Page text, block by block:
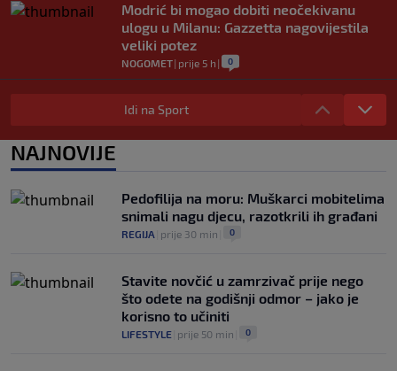
Modrić bi mogao dobiti neočekivanu
ulogu u Milanu: Gazzetta nagovijestila
veliki potez
NOGOMET| prije 5 h | 0
"Peković je imao 140 kila, nisam mogao
to da ga pitam": Luda priča NBA zvijezde,
0
odnosa prema Brownu: "Nikada ih nismo
gledali ovakve"
prije 6 h | 0
Idi na Sport
NAJNOVIJE
Pedofilija na moru: Muškarci mobitelima
snimali nagu djecu, razotkrili ih građani
REGIJA prije 30 min 0
Stavite novčić u zamrzivač prije nego
što odete na godišnji odmor – jako je
korisno to učiniti
LIFESTYLE prije 50 min 0